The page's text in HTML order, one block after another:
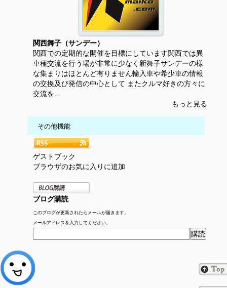
関西舞子（サンデー）
関西での定期的な開催を目標にしています関西では異
車種交流を行う場が非常に少なく新舞子サンデーの様
な集まりはほとんど有りません輸入車や希少車の情報
の交換及び発信の中心として またクルマ好きの方々に
交流を...
もっと見る
その他機能
ゲストブック
ブラウザのお気に入りに追加
ブログ購読
このブログが更新されたらメールが届きます。
メールアドレスを入力してください。